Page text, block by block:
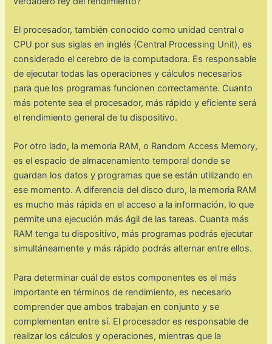
El procesador, también conocido como unidad central o
CPU por sus siglas en inglés (Central Processing Unit), es
considerado el cerebro de la computadora. Es responsable
de ejecutar todas las operaciones y cálculos necesarios
para que los programas funcionen correctamente. Cuanto
más potente sea el procesador, más rápido y eficiente será
el rendimiento general de tu dispositivo.
Por otro lado, la memoria RAM, o Random Access Memory,
es el espacio de almacenamiento temporal donde se
guardan los datos y programas que se están utilizando en
ese momento. A diferencia del disco duro, la memoria RAM
es mucho más rápida en el acceso a la información, lo que
permite una ejecución más ágil de las tareas. Cuanta más
RAM tenga tu dispositivo, más programas podrás ejecutar
simultáneamente y más rápido podrás alternar entre ellos.
Para determinar cuál de estos componentes es el más
importante en términos de rendimiento, es necesario
comprender que ambos trabajan en conjunto y se
complementan entre sí. El procesador es responsable de
realizar los cálculos y operaciones, mientras que la